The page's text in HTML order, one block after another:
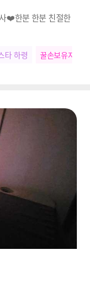
❤️한분 한분 친절한
타 하령 꿀손보유자 다